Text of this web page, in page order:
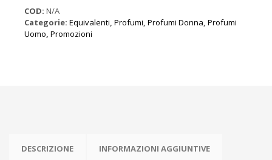
Mademoiselle
quantità
COD: N/A
Categorie: Equivalenti, Profumi, Profumi Donna, Profumi
Uomo, Promozioni
DESCRIZIONE INFORMAZIONI AGGIUNTIVE